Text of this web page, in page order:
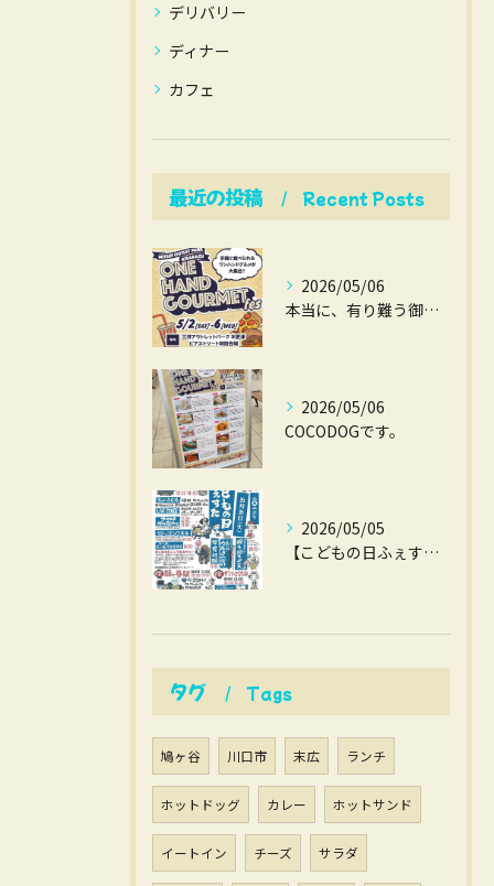
デリバリー
ディナー
カフェ
最近の投稿 Recent Posts
2026/05/06
本当に、有り難う御座いました。
2026/05/06
COCODOGです。
2026/05/05
【こどもの日ふぇすた】
タグ Tags
鳩ヶ谷 川口市 末広 ランチ
ホットドッグ カレー ホットサンド
イートイン チーズ サラダ